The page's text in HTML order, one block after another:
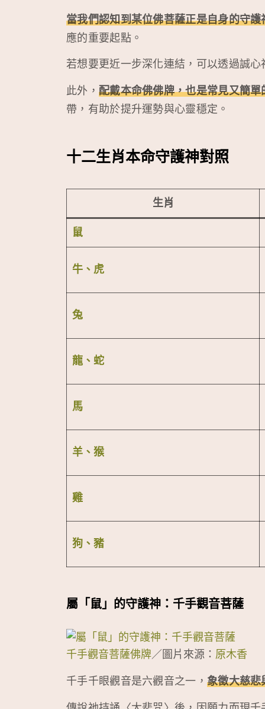
當我們認知到某位佛菩薩正是自身的守
應的重要起點。
若想要更近一步深化連結，可以透過誠
此外， 配戴本命佛佛牌，也是常見又簡單
帶，有助於提升運勢與心靈穩定。
十二生肖本命守護神對照
生肖
鼠
牛、虎
兔
龍、蛇
馬
羊、猴
雞
狗、豬
屬「鼠」的守護神：千手觀音菩薩
千手觀音菩薩佛牌／圖片來源： 原木香
千手千眼觀音是六觀音之一， 象徵大慈悲